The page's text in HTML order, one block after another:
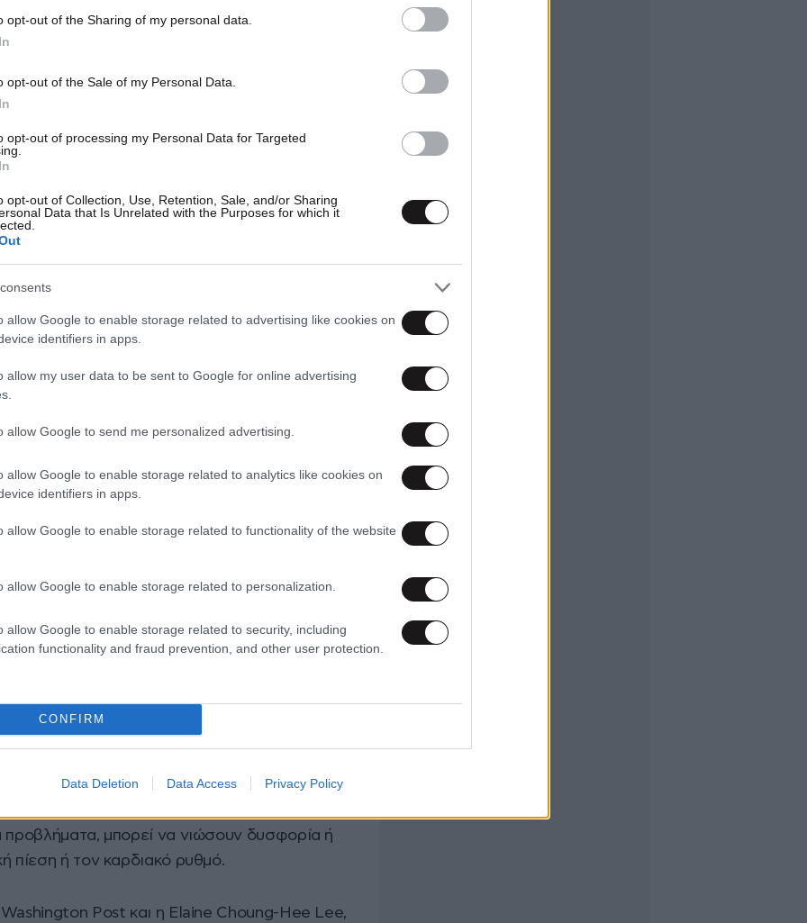
opt-out of the Sharing of my personal data.
opt-out of the Sale of my Personal Data.
opt-out of processing my Personal Data for Targeted
opt-out of Collection, Use, Retention, Sale, and/or Sharing
Data that Is Unrelated with the Purposes for which it
allow Google to enable storage related to advertising like cookies on
identifiers in apps.
allow my user data to be sent to Google for online advertising
allow Google to send me personalized advertising.
allow Google to enable storage related to analytics like cookies on
identifiers in apps.
allow Google to enable storage related to functionality of the website
allow Google to enable storage related to personalization.
allow Google to enable storage related to security, including
functionality and fraud prevention, and other user protection.
CONFIRM
Data Deletion Data Access Privacy Policy
αίμα στα αγγεία του στόματος και του
αίμα κυκλοφορεί σε όλο το σώμα. Για τους
βαρύ εξοπλισμό όπως στο ποδόσφαιρο ή το
περισσότερο.
άνθρωποι θεωρούν το κρύο νερό πιο
όταν διψάνε.
προτιμούν το παγωμένο
Άτομα με ημικρανίες μπορεί να εμφανίσουν
νερού, ιδιαίτερα όταν πίνεται με
των μυών του οισοφάγου), με ευαισθησία στα
προβλήματα, μπορεί να νιώσουν δυσφορία ή
πίεση ή τον καρδιακό ρυθμό.
Post και η Elaine Choung-Hee Lee,